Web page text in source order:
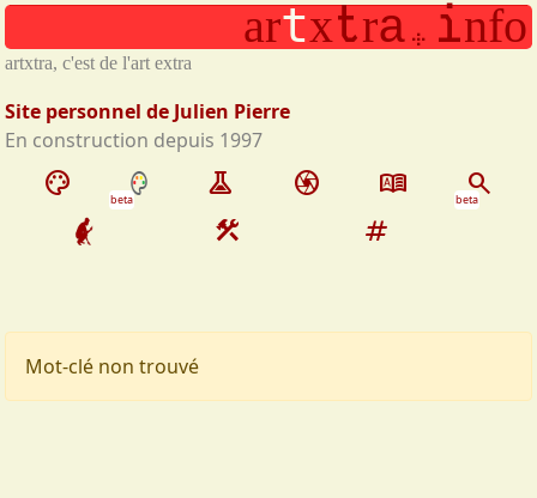
Aller au contenu principal
palette beta experiment camera dictionary search
beta
construction tag
Mot-clé non trouvé
artxtra.info
artxtra, c'est de l'art extra
Site personnel de Julien Pierre
En construction depuis 1997